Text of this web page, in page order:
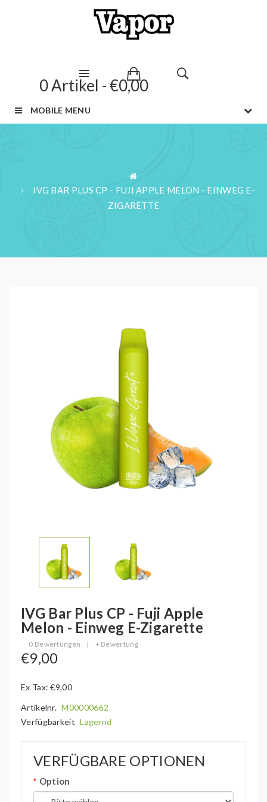
0 Artikel - €0,00
MOBILE MENU
IVG BAR PLUS CP - FUJI APPLE MELON - EINWEG E-
ZIGARETTE
IVG Bar Plus CP - Fuji Apple
Melon - Einweg E-Zigarette
0 Bewertungen | + Bewertung
€9,00
Ex Tax: €9,00
Artikelnr. M00000662
Verfügbarkeit Lagernd
VERFÜGBARE OPTIONEN
Option